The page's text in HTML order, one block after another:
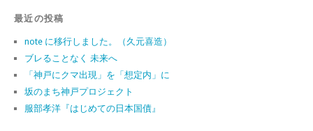
最近の投稿
note に移行しました。（久元喜造）
ブレることなく 未来へ
「神戸にクマ出現」を「想定内」に
坂のまち神戸プロジェクト
服部孝洋『はじめての日本国債』